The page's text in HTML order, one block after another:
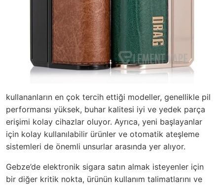
kullananların en çok tercih ettiği modeller, genellikle pil
performansı yüksek, buhar kalitesi iyi ve yedek parça
erişimi kolay cihazlar oluyor. Ayrıca, yeni başlayanlar
için kolay kullanılabilir ürünler ve otomatik ateşleme
sistemleri de önemli unsurlar arasında yer alıyor.
Gebze’de elektronik sigara satın almak isteyenler için
bir diğer kritik nokta, ürünün kullanım talimatlarını ve